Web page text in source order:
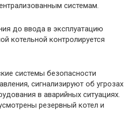
системам.
до ввода в эксплуатацию
котельной контролируется
системы безопасности
сигнализируют об угрозах
в аварийных ситуациях.
резервный котел и